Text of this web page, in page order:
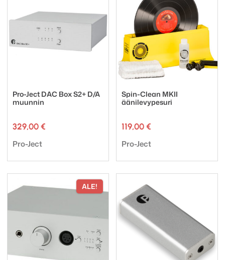
Pro-Ject DAC Box S2+ D/A
muunnin
329,00 €
Tuotemerkki:
Pro-Ject
Spin-Clean MKII
äänilevypesuri
119,00 €
Tuotemerkki:
Pro-Ject
ALE!